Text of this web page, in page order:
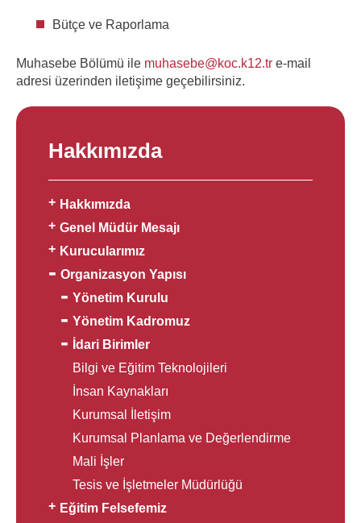
Bütçe ve Raporlama
Muhasebe Bölümü ile muhasebe@koc.k12.tr e-mail
adresi üzerinden iletişime geçebilirsiniz.
Hakkımızda
Hakkımızda
Genel Müdür Mesajı
Kurucularımız
Organizasyon Yapısı
Yönetim Kurulu
Yönetim Kadromuz
İdari Birimler
Bilgi ve Eğitim Teknolojileri
İnsan Kaynakları
Kurumsal İletişim
Kurumsal Planlama ve Değerlendirme
Mali İşler
Tesis ve İşletmeler Müdürlüğü
Eğitim Felsefemiz